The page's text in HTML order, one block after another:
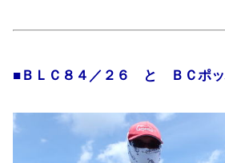
■ＢＬＣ８４／２６ と ＢＣポッ